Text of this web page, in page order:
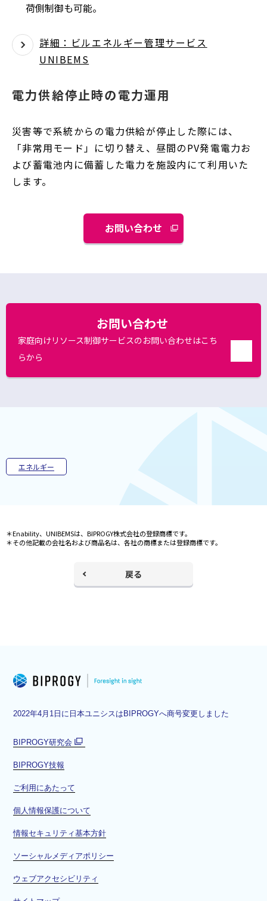
荷側制御も可能。
詳細：ビルエネルギー管理サービス
UNIBEMS
電力供給停止時の電力運用
災害等で系統からの電力供給が停止した際には、
「非常用モード」に切り替え、昼間のPV発電電力お
よび蓄電池内に備蓄した電力を施設内にて利用いた
します。
お問い合わせ
お問い合わせ
家庭向けリソース制御サービスのお問い合わせはこち
らから
ウ
く
エネルギー
＊Enability、UNIBEMSは、BIPROGY株式会社の登録商標です。
＊その他記載の会社名および商品名は、各社の商標または登録商標です。
戻る
2022年4月1日に日本ユニシスはBIPROGYへ商号変更しました
BIPROGY研究会
ド
で
く
BIPROGY技報
ご利用にあたって
個人情報保護について
情報セキュリティ基本方針
ソーシャルメディアポリシー
ウェブアクセシビリティ